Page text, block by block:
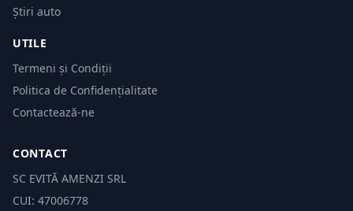
Știri auto
UTILE
Termeni și Condiții
Politica de Confidențialitate
Contactează-ne
CONTACT
SC EVITĂ AMENZI SRL
CUI: 47006778